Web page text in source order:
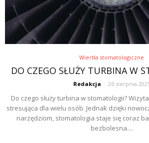
Wiertła stomatologiczne
DO CZEGO SŁUŻY TURBINA W
Redakcja - 26 sierpnia
Do czego służy turbina w stomatologii?
stresująca dla wielu osób. Jednak dzięki
narzędziom, stomatologia staje się coraz
bezbolesna....